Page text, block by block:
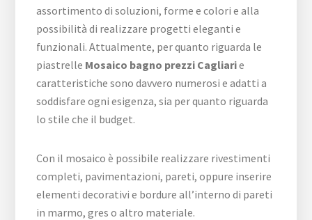
assortimento di soluzioni, forme e colori e alla
possibilità di realizzare progetti eleganti e
funzionali. Attualmente, per quanto riguarda le
piastrelle Mosaico bagno prezzi Cagliarie
caratteristiche sono davvero numerosi e adatti a
soddisfare ogni esigenza, sia per quanto riguarda
lo stile che il budget.
Con il mosaico è possibile realizzare rivestimenti
completi, pavimentazioni, pareti, oppure inserire
elementi decorativi e bordure all’interno di pareti
in marmo, gres o altro materiale.